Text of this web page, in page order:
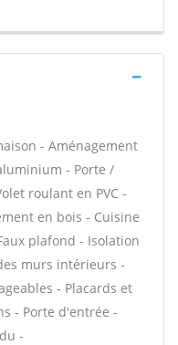
- Aménagement
- Porte /
roulant en PVC -
en bois - Cuisine
plafond - Isolation
murs intérieurs -
- Placards et
- Porte d'entrée -
-